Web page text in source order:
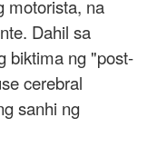
motorista, na
Dahil sa
biktima ng "post-
cerebral
sanhi ng